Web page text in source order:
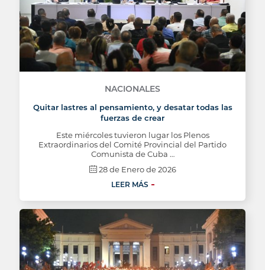
NACIONALES
Quitar lastres al pensamiento, y desatar todas las
fuerzas de crear
Este miércoles tuvieron lugar los Plenos
Extraordinarios del Comité Provincial del Partido
Comunista de Cuba …
28 de Enero de 2026
LEER MÁS